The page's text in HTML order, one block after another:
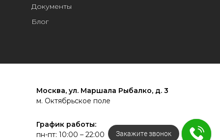
Документы
Блог
График работы:
пн-пт: 10:00 – 22:00
Москва, ул. Маршала Рыбалко, д. 3
м. Октябрьское поле
Закажите звонок Напишите нам!